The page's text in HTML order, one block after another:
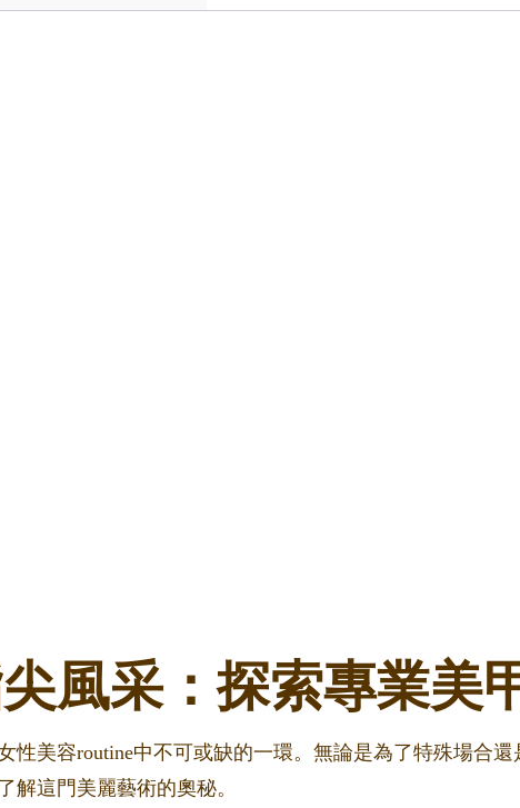
風采：探索專業美
性美容routine中不可或缺的一環。無論是為了特殊場合
解這門美麗藝術的奧秘。